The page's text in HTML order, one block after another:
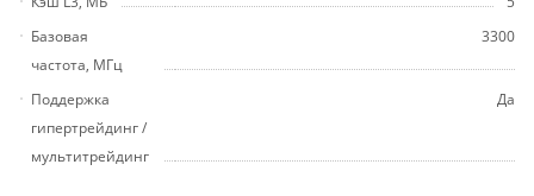
Базовая
частота, МГц
3300
Поддержка
гипертрейдинг /
мультитрейдинг
Да